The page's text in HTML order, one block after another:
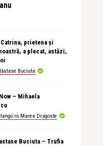
prietena și
a plecat, astăzi,
Buciuta
– Mihaela
Marea Dragoste
Buciuta – Trufia